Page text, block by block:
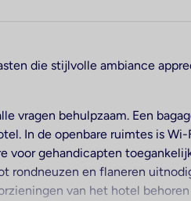
die stijlvolle ambiance
vragen behulpzaam. Een
In de openbare ruimtes is
voor gehandicapten
rondneuzen en flaneren
van het hotel